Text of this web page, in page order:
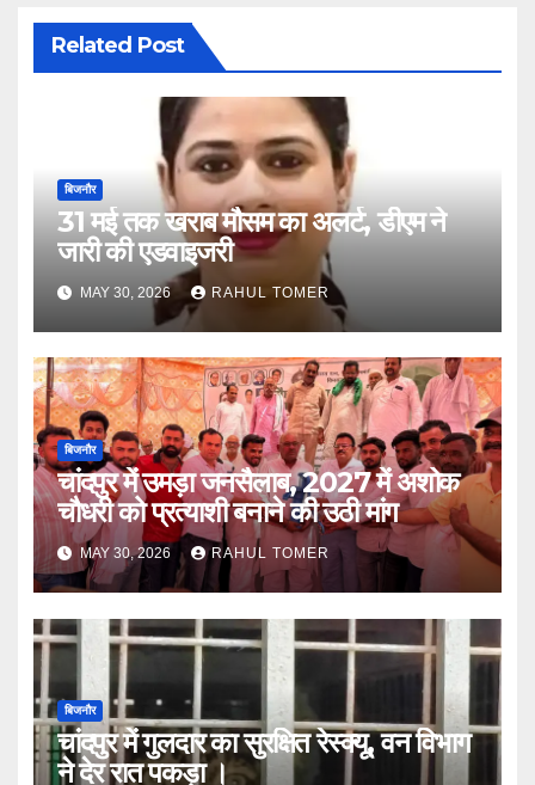
Related Post
बिजनौर
31 मई तक खराब मौसम का अलर्ट, डीएम ने
जारी की एडवाइजरी
MAY 30, 2026 RAHUL TOMER
बिजनौर
चांदपुर में उमड़ा जनसैलाब, 2027 में अशोक
चौधरी को प्रत्याशी बनाने की उठी मांग
MAY 30, 2026 RAHUL TOMER
बिजनौर
चांदपुर में गुलदार का सुरक्षित रेस्क्यू, वन विभाग
ने देर रात पकड़ा ।